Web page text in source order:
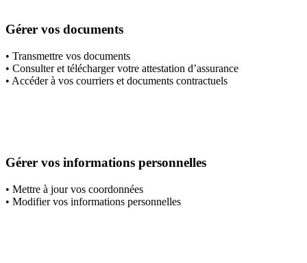
Gérer vos documents
• Transmettre vos documents
• Consulter et télécharger votre attestation d’assurance
• Accéder à vos courriers et documents contractuels
Gérer vos informations personnelles
• Mettre à jour vos coordonnées
• Modifier vos informations personnelles